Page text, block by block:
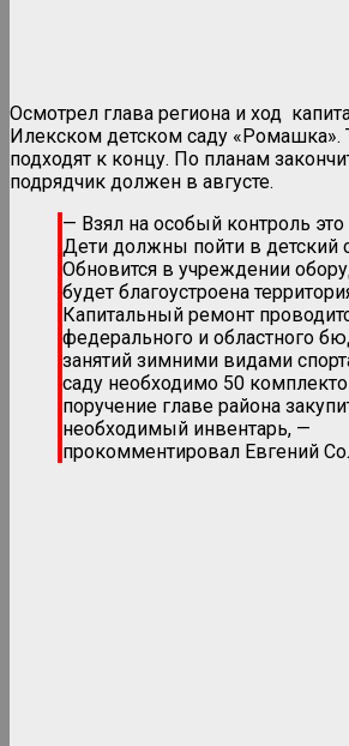
Осмотрел глава региона и ход
Илекском детском саду «Ромашка».
подходят к концу. По планам
подрядчик должен в августе.
— Взял на особый контроль
Дети должны пойти в детский
Обновится в учреждении
будет благоустроена
Капитальный ремонт
федерального и областного
занятий зимними видами
саду необходимо 50
поручение главе района
необходимый инвентарь, —
прокомментировал Евгений